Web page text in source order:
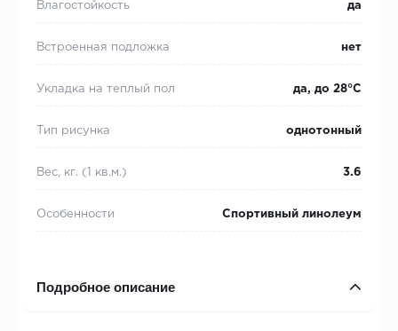
Влагостойкость да
Встроенная подложка нет
Укладка на теплый пол да, до 28°С
Тип рисунка однотонный
Вес, кг. (1 кв.м.) 3.6
Особенности Спортивный линолеум
Подробное описание